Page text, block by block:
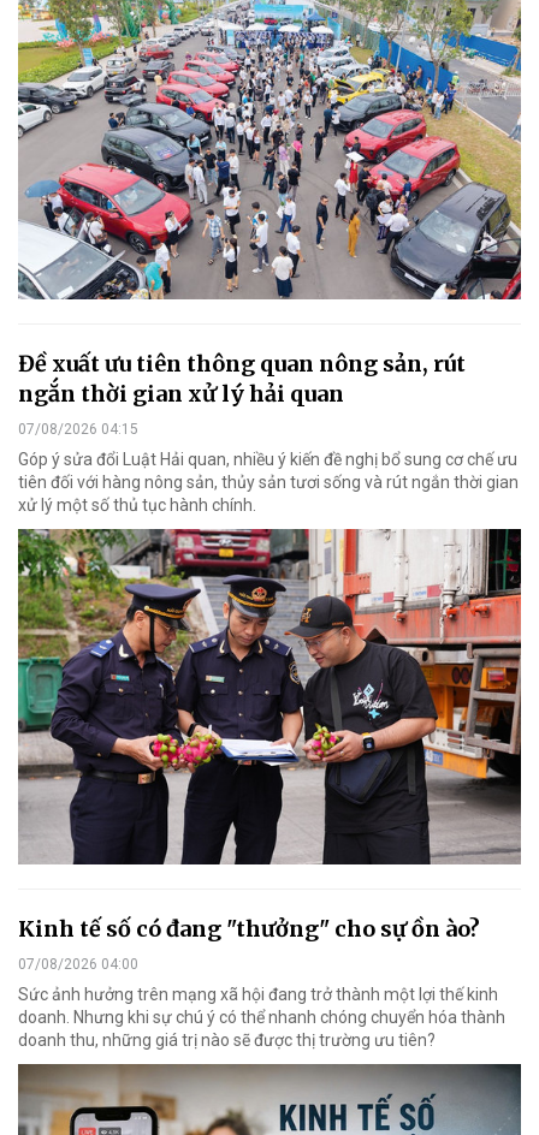
Đề xuất ưu tiên thông quan nông sản, rút
ngắn thời gian xử lý hải quan
07/08/2026 04:15
Góp ý sửa đổi Luật Hải quan, nhiều ý kiến đề nghị bổ sung cơ chế ưu
tiên đối với hàng nông sản, thủy sản tươi sống và rút ngắn thời gian
xử lý một số thủ tục hành chính.
Kinh tế số có đang "thưởng" cho sự ồn ào?
07/08/2026 04:00
Sức ảnh hưởng trên mạng xã hội đang trở thành một lợi thế kinh
doanh. Nhưng khi sự chú ý có thể nhanh chóng chuyển hóa thành
doanh thu, những giá trị nào sẽ được thị trường ưu tiên?